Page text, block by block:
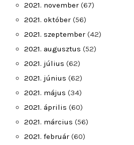
2021. november (67)
2021. október (56)
2021. szeptember (42)
2021. augusztus (52)
2021. július (62)
2021. június (62)
2021. május (34)
2021. április (60)
2021. március (56)
2021. február (60)